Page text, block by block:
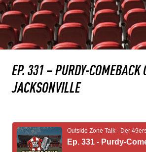
EP. 331 – PURDY-COMEBACK
JACKSONVILLE